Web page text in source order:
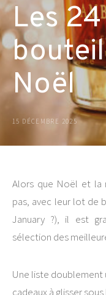
Les
Noël
15 DÉCEMBRE 2025
Alors que Noël et la
pas, avec leur lot de
January ?), il est
sélection des
Une liste doublement
cadeaux à glisser